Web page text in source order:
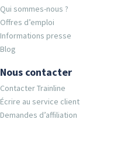
Qui sommes-nous ?
Offres d’emploi
Informations presse
Blog
Nous contacter
Contacter Trainline
Écrire au service client
Demandes d’affiliation